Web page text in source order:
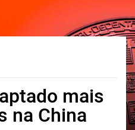
mais
na China